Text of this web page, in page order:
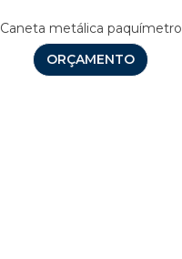
Caneta metálica paquímetro
ORÇAMENTO